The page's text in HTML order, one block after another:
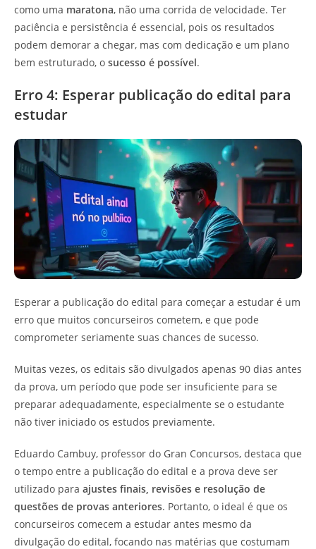
como uma maratona, não uma corrida de velocidade. Ter
paciência e persistência é essencial, pois os resultados
podem demorar a chegar, mas com dedicação e um plano
bem estruturado, o sucesso é possível.
Erro 4: Esperar publicação do edital para
estudar
Esperar a publicação do edital para começar a estudar é um
erro que muitos concurseiros cometem, e que pode
comprometer seriamente suas chances de sucesso.
Muitas vezes, os editais são divulgados apenas 90 dias antes
da prova, um período que pode ser insuficiente para se
preparar adequadamente, especialmente se o estudante
não tiver iniciado os estudos previamente.
Eduardo Cambuy, professor do Gran Concursos, destaca que
o tempo entre a publicação do edital e a prova deve ser
utilizado para ajustes finais, revisões e resolução de
questões de provas anteriores. Portanto, o ideal é que os
concurseiros comecem a estudar antes mesmo da
divulgação do edital, focando nas matérias que costumam